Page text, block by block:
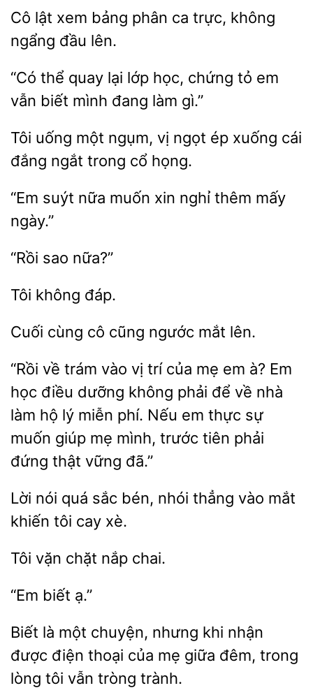
bảng phân ca trực, không
ngẩng đầu lên.
“Có thể quay lại học, chứng
em
vẫn biết mình đang
gì.”
Tôi uống một ngụm,
ép xuống cái
đắng ngắt trong cổ
“Em suýt nữa muốn xin
ngày.”
cùng cũng ngước lên.
“Rồi về vào vị trí
mẹ em à? Em
học điều dưỡng không phải để về nhà
làm hộ lý miễn phí. Nếu em thực sự
giúp mẹ mình, trước tiên phải
đứng thật vững đã.”
Lời
quá sắc bén, nhói thẳng vào mắt
tôi
xè.
chặt nắp
Biết là
chuyện, nhưng khi nhận
được điện thoại của mẹ
đêm, trong
lòng
vẫn tròng trành.